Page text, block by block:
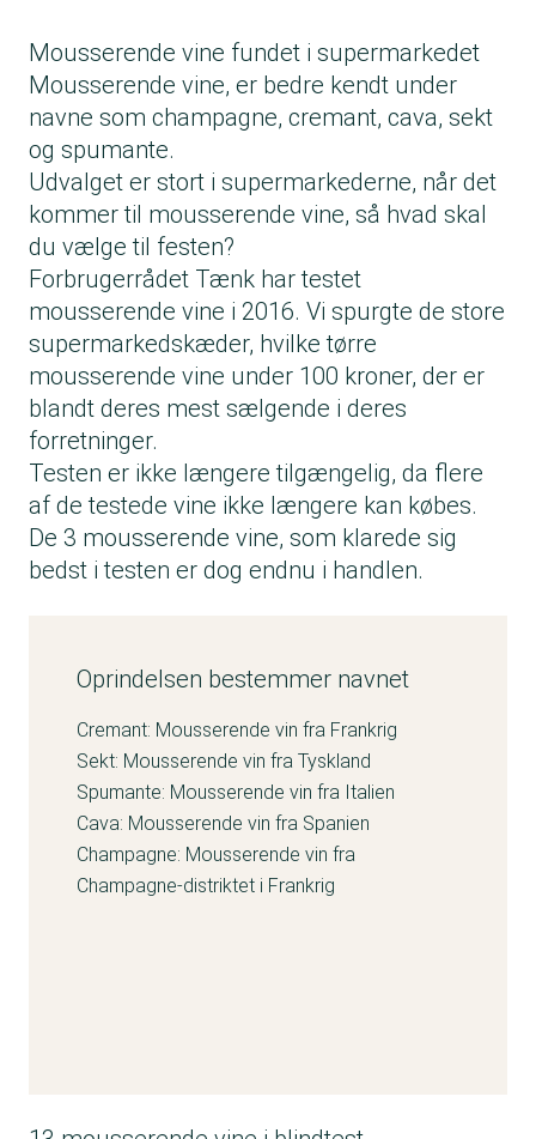
Mousserende vine fundet i supermarkedet
Mousserende vine, er bedre kendt under
navne som champagne, cremant, cava, sekt
og spumante.
Udvalget er stort i supermarkederne, når det
kommer til mousserende vine, så hvad skal
du vælge til festen?
Forbrugerrådet Tænk har testet
mousserende vine i 2016. Vi spurgte de store
supermarkedskæder, hvilke tørre
mousserende vine under 100 kroner, der er
blandt deres mest sælgende i deres
forretninger.
Testen er ikke længere tilgængelig, da flere
af de testede vine ikke længere kan købes.
De 3 mousserende vine, som klarede sig
bedst i testen er dog endnu i handlen.
Oprindelsen bestemmer navnet
Cremant: Mousserende vin fra Frankrig
Sekt: Mousserende vin fra Tyskland
Spumante: Mousserende vin fra Italien
Cava: Mousserende vin fra Spanien
Champagne: Mousserende vin fra
Champagne-distriktet i Frankrig